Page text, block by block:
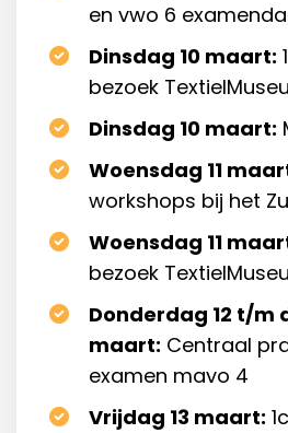
en vwo 6
Dinsdag 10 maart:
bezoek
Dinsdag 10 maart:
Woensdag 11
workshops bij het
Woensdag 11
bezoek
Donderdag 12 t/m
maart: Centraal
examen mavo 4
Vrijdag 13 maart: 1c